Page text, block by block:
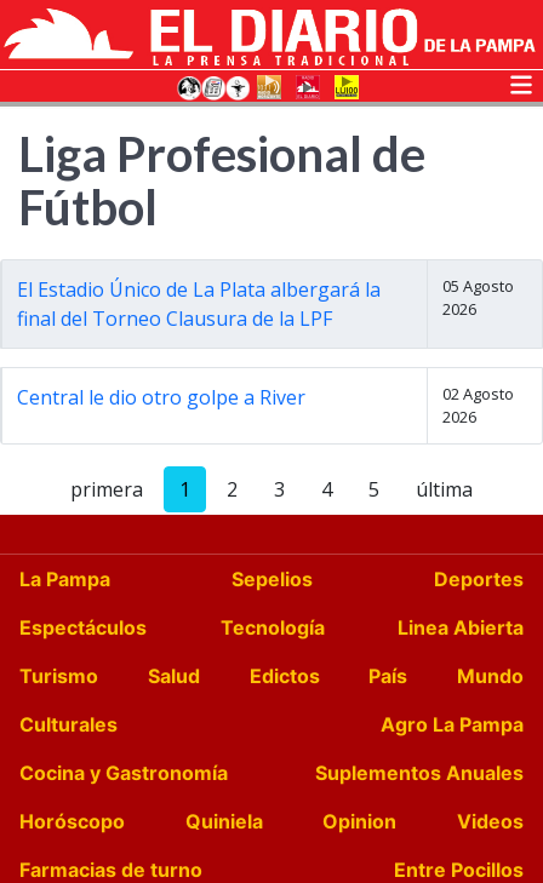
Liga Profesional de
Fútbol
El Estadio Único de La Plata albergará la
final del Torneo Clausura de la LPF
05 Agosto
2026
Central le dio otro golpe a River
02 Agosto
2026
primera 1 2 3 4 5 última
La Pampa Sepelios
Deportes
Espectáculos
Tecnología
Linea Abierta
Turismo
Salud Edictos País
Mundo
Culturales
Agro La Pampa
Cocina y Gastronomía
Suplementos Anuales
Horóscopo
Quiniela Opinion
Videos
Farmacias de turno
Entre Pocillos